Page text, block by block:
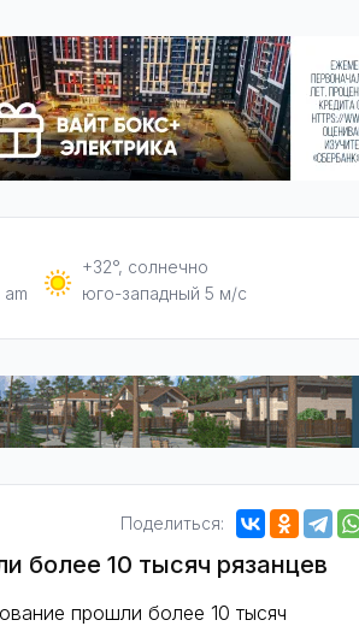
am
+32°, солнечно
юго-западный 5 м/с
Поделиться:
более 10 тысяч рязанцев
прошли более 10 тысяч